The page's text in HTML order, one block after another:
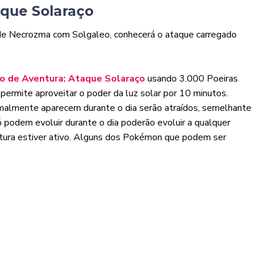
Solaraço
Necrozma com Solgaleo, conhecerá o ataque carregado
de Aventura: Ataque Solaraço usando 3.000 Poeiras
aproveitar o poder da luz solar por 10 minutos.
aparecem durante o dia serão atraídos, semelhante
evoluir durante o dia poderão evoluir a qualquer
estiver ativo. Alguns dos Pokémon que podem ser